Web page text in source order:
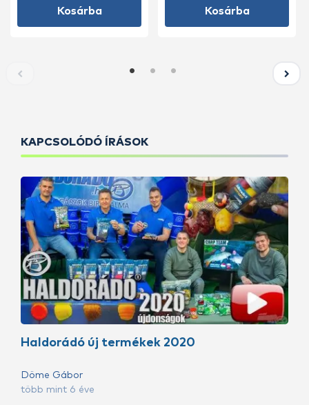
Kosárba Kosárba
KAPCSOLÓDÓ ÍRÁSOK
Haldorádó új termékek 2020
Döme Gábor
több mint 6 éve